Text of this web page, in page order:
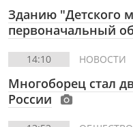
Зданию "Детского
первоначальный
14:10 НОВОСТИ
Многоборец стал
России